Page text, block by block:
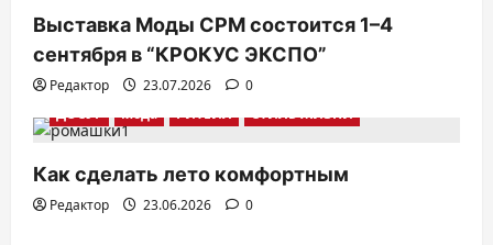
и
с
я
м
Выставка Моды CPM состоится 1–4
сентября в “КРОКУС ЭКСПО”
Редактор 23.07.2026
0
ДОСУГ
Мода РИТЕЙЛ СТИЛЬ ЖИЗНИ
Как сделать лето комфортным
Редактор 23.06.2026 0